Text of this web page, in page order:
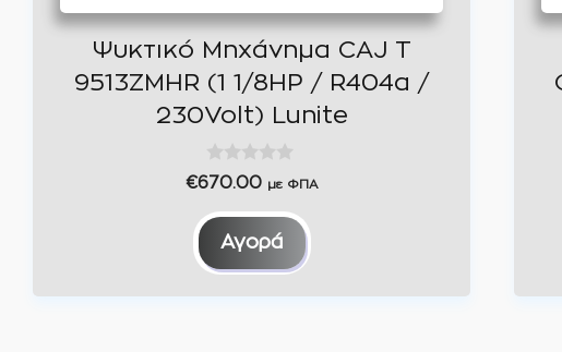
Ψυκτικό Μηχάνημα CAJ T
9513ZMHR (1 1/8HP / R404a /
230Volt) Lunite
0
o
u
t
5
€670.00 με ΦΠΑ
Αγορά